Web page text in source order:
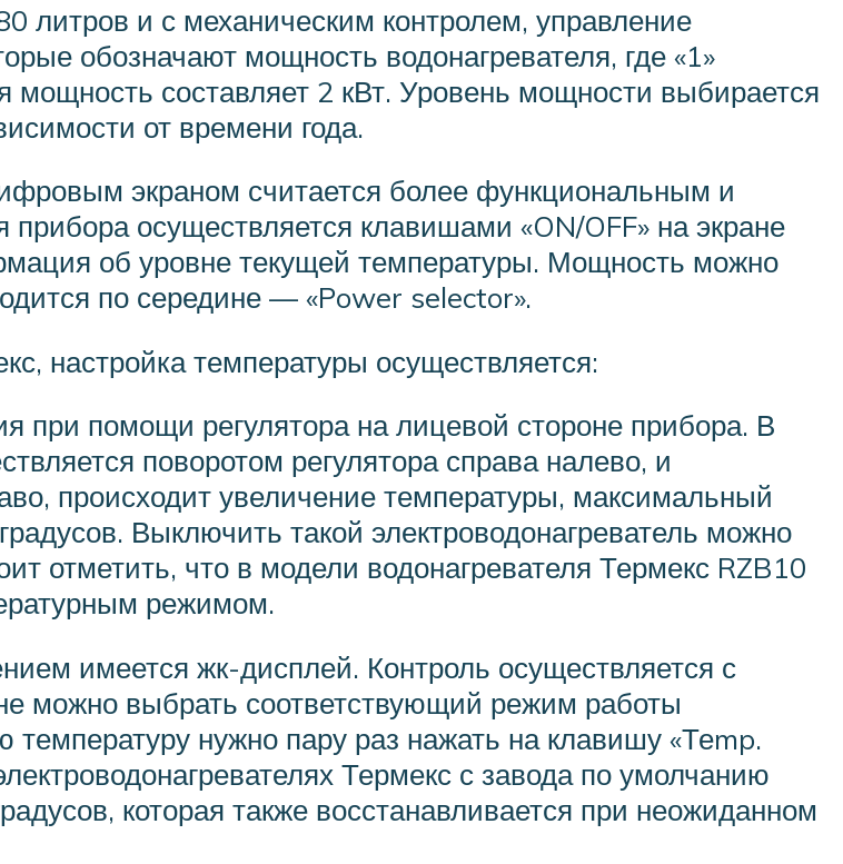
литров и с механическим контролем, управление
обозначают мощность водонагревателя, где «1»
мощность составляет 2 кВт. Уровень мощности выбирается
от времени года.
экраном считается более функциональным и
осуществляется клавишами «ON/OFF» на экране
об уровне текущей температуры. Мощность можно
по середине — «Power selector».
настройка температуры осуществляется:
при помощи регулятора на лицевой стороне прибора. В
поворотом регулятора справа налево, и
происходит увеличение температуры, максимальный
Выключить такой электроводонагреватель можно
отметить, что в модели водонагревателя Термекс RZB10
режимом.
имеется жк-дисплей. Контроль осуществляется с
можно выбрать соответствующий режим работы
нужно пару раз нажать на клавишу «Теmp.
Термекс с завода по умолчанию
которая также восстанавливается при неожиданном